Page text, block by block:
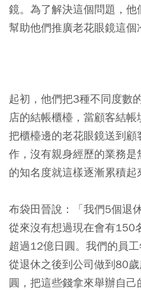
鏡。為了解決這個問題，
幫助他們推廣老花眼鏡這個
起初，他們把3種不同度數
店的結帳櫃檯，當顧客結
把櫃檯邊的老花眼鏡送到
作，沒有親身經歷的業務是
的知名度就這樣逐漸累積起
布袋田晉說：「我們5個退
從來沒有想過現在會有150
超過12億日圓。我們的員
從退休之後到公司做到80
圓，把這些錢拿來舉辦自己